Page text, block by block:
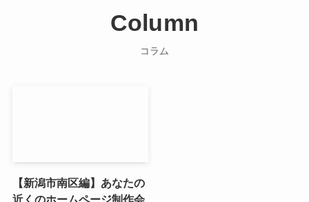
Column
コラム
【新潟市南区編】あなたの
近くのホームページ制作会